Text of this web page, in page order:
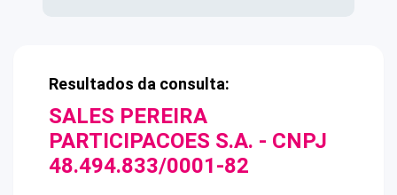
Resultados da consulta:
SALES PEREIRA
PARTICIPACOES S.A. - CNPJ
48.494.833/0001-82